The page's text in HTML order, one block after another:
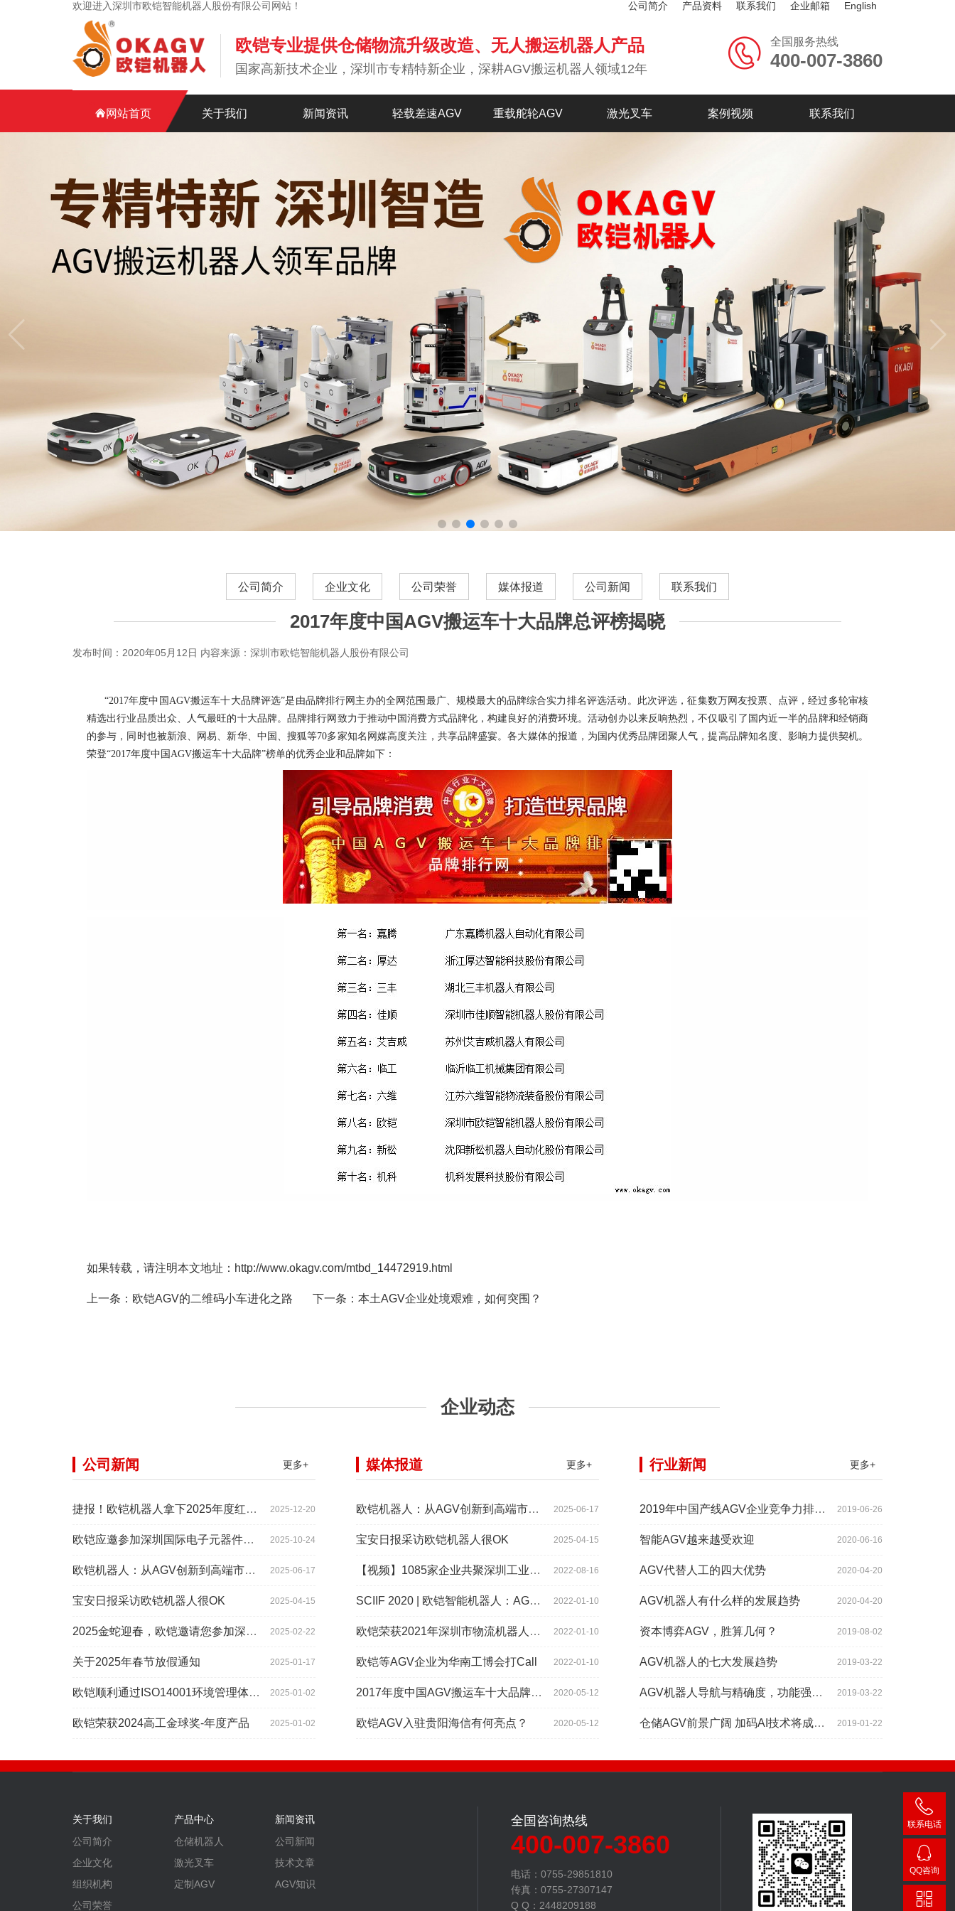
欢迎进入深圳市欧铠智能机器人股份有限公司网站！ 公司简介 产品资料 联系我们 企业邮箱 English
欧铠专业提供仓储物流升级改造、无人搬运机器人产品
国家高新技术企业，深圳市专精特新企业，深耕AGV搬运机器人领域12年
全国服务热线
400-007-3860
网站首页 关于我们 新闻资讯 轻载差速AGV 重载舵轮AGV 激光叉车 案例视频 联系我们
公司简介 企业文化 公司荣誉 媒体报道 公司新闻 联系我们
2017年度中国AGV搬运车十大品牌总评榜揭晓
发布时间：2020年05月12日 内容来源：深圳市欧铠智能机器人股份有限公司
“2017年度中国AGV搬运车十大品牌评选”是由品牌排行网主办的全网范围最广、规模最大的品牌综合实力排名评选活动。此次评选，征集数万网友投票、点评，经过多轮审核
精选出行业品质出众、人气最旺的十大品牌。品牌排行网致力于推动中国消费方式品牌化，构建良好的消费环境。活动创办以来反响热烈，不仅吸引了国内近一半的品牌和经销商
的参与，同时也被新浪、网易、新华、中国、搜狐等70多家知名网媒高度关注，共享品牌盛宴。各大媒体的报道，为国内优秀品牌团聚人气，提高品牌知名度、影响力提供契机。
荣登“2017年度中国AGV搬运车十大品牌”榜单的优秀企业和品牌如下：
如果转载，请注明本文地址：http://www.okagv.com/mtbd_14472919.html
上一条： 欧铠AGV的二维码小车进化之路 下一条： 本土AGV企业处境艰难，如何突围？
企业动态
更多+
公司新闻
2025-12-20
捷报！欧铠机器人拿下2025年度红帆奖！
2025-10-24
欧铠应邀参加深圳国际电子元器件展时间:2025年10月28-
2025-06-17
欧铠机器人：从AGV创新到高端市场的领导蜕变
2025-04-15
宝安日报采访欧铠机器人很OK
2025-02-22
2025金蛇迎春，欧铠邀请您参加深圳工业展
2025-01-17
关于2025年春节放假通知
2025-01-02
欧铠顺利通过ISO14001环境管理体系认证
2025-01-02
欧铠荣获2024高工金球奖-年度产品
更多+
媒体报道
2025-06-17
欧铠机器人：从AGV创新到高端市场的领导蜕变
2025-04-15
宝安日报采访欧铠机器人很OK
2022-08-16
【视频】1085家企业共聚深圳工业展，为“双链”畅通堵点、卡点
2022-01-10
SCIIF 2020 | 欧铠智能机器人：AGV自动化物流设备及系统
2022-01-10
欧铠荣获2021年深圳市物流机器人应用大赛创新项目奖
2022-01-10
欧铠等AGV企业为华南工博会打Call
2020-05-12
2017年度中国AGV搬运车十大品牌总评榜揭晓
2020-05-12
欧铠AGV入驻贵阳海信有何亮点？
更多+
行业新闻
2019-06-26
2019年中国产线AGV企业竞争力排行TOP10
2020-06-16
智能AGV越来越受欢迎
2020-04-20
AGV代替人工的四大优势
2020-04-20
AGV机器人有什么样的发展趋势
2019-08-02
资本博弈AGV，胜算几何？
2019-03-22
AGV机器人的七大发展趋势
2019-03-22
AGV机器人导航与精确度，功能强大到超出你想象
2019-01-22
仓储AGV前景广阔 加码AI技术将成为关键增长点
关于我们
公司简介
企业文化
组织机构
公司荣誉
产品中心
仓储机器人
激光叉车
定制AGV
新闻资讯
公司新闻
技术文章
AGV知识
全国咨询热线
400-007-3860
电话：0755-29851810
传真：0755-27307147
Q Q：2448209188
联系电话
400-
007-
3860
QQ咨询